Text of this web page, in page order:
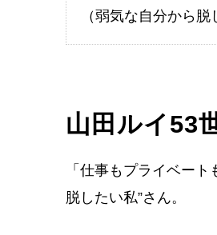
（弱気な自分から
山田ルイ53
「仕事もプライベー
脱したい私”さん。